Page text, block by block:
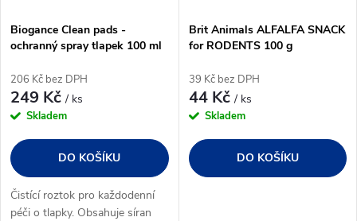
Biogance Clean pads -
ochranný spray tlapek 100 ml
206 Kč bez DPH
249 Kč/ ks
Skladem
DO KOŠÍKU
Čistící roztok pro každodenní
péči o tlapky. Obsahuje síran
Brit Animals ALFALFA SNACK
for RODENTS 100 g
39 Kč bez DPH
44 Kč/ ks
Skladem
DO KOŠÍKU